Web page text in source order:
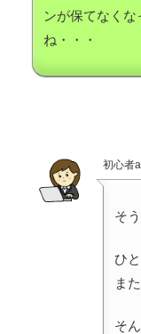
ンが保てなくな
ね・・・
初心者
そ
ひ
ま
そ